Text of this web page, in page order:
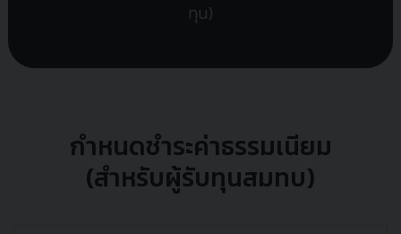
ทุน)
กำหนดชำระค่าธรรมเนียม
(สำหรับผู้รับทุนสมทบ)